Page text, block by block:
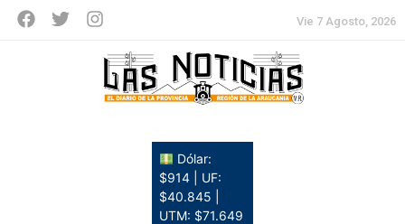
Vie 7 Agosto, 2026
Dólar:
$914 | UF:
$40.845 |
UTM: $71.649